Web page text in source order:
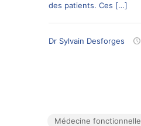
des patients. Ces […]
Dr Sylvain Desforges
Médecine fonctionnelle